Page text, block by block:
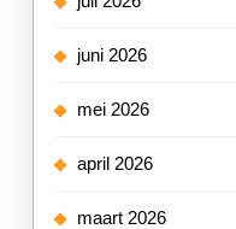
juni 2026
mei 2026
april 2026
maart 2026